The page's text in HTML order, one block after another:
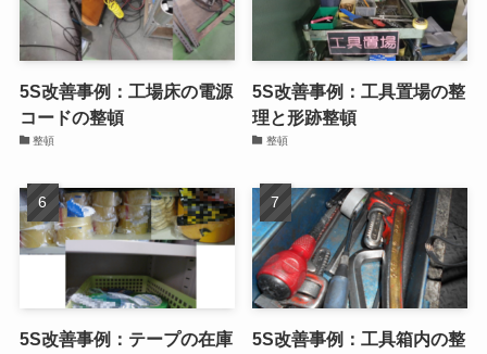
5S改善事例：工場床の電源
コードの整頓
整頓
5S改善事例：工具置場の整
理と形跡整頓
整頓
5S改善事例：テープの在庫
5S改善事例：工具箱内の整